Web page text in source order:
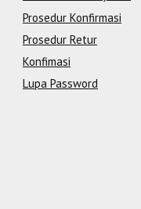
Prosedur Konfirmasi
Prosedur Retur
Konfimasi
Lupa Password